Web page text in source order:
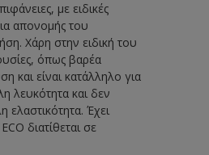
με ειδικές
απονομής του
Χάρη στην ειδική του
όπως βαρέα
και είναι κατάλληλο για
λευκότητα και δεν
ελαστικότητα. Έχει
διατίθεται σε